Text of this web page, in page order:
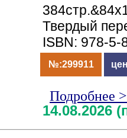
Твердый
ISBN: 978-5-
№:299911
Подробнее
14.08.2026